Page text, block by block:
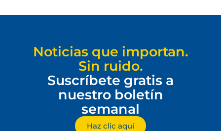
Noticias que importan.
Sin ruido.
Suscríbete gratis a
nuestro boletín
semanal
Haz clic aquí